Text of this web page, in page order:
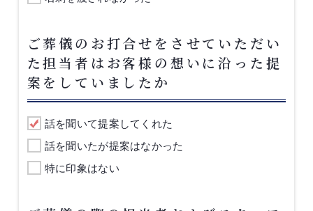
ご葬儀のお打合せをさせていただい
た担当者はお客様の想いに沿った提
案をしていましたか
話を聞いて提案してくれた
話を聞いたが提案はなかった
特に印象はない